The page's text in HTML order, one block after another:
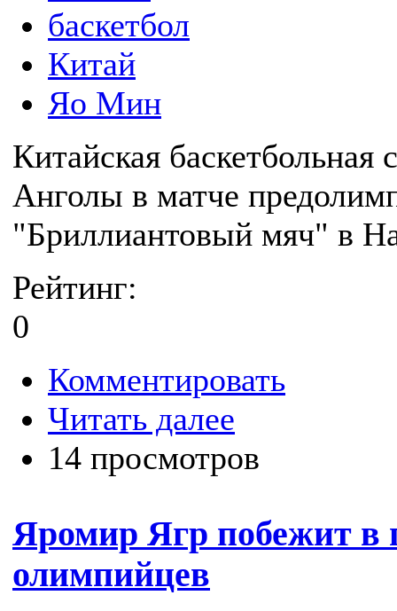
баскетбол
Китай
Яо Мин
Китайская
Анголы в матче
"Бриллиантовый мяч" в
Рейтинг:
0
Комментировать
Читать далее
14 просмотров
Яромир Ягр побежит в
олимпийцев